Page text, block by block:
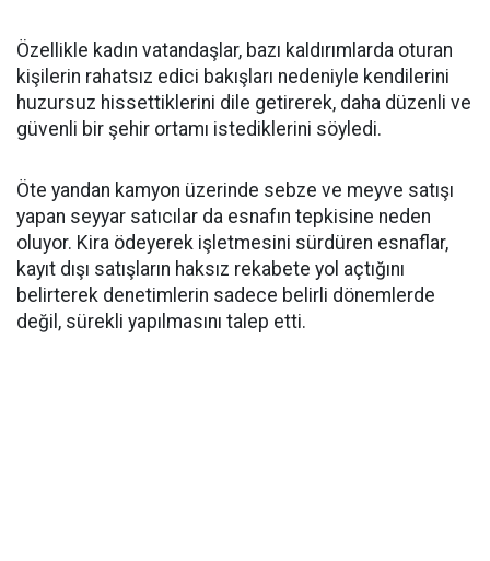
Özellikle kadın vatandaşlar, bazı kaldırımlarda oturan
kişilerin rahatsız edici bakışları nedeniyle kendilerini
huzursuz hissettiklerini dile getirerek, daha düzenli ve
güvenli bir şehir ortamı istediklerini söyledi.
Öte yandan kamyon üzerinde sebze ve meyve satışı
yapan seyyar satıcılar da esnafın tepkisine neden
oluyor. Kira ödeyerek işletmesini sürdüren esnaflar,
kayıt dışı satışların haksız rekabete yol açtığını
belirterek denetimlerin sadece belirli dönemlerde
değil, sürekli yapılmasını talep etti.